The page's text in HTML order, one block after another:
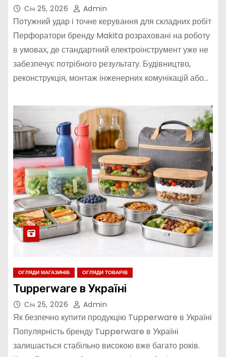
Січ 25, 2026 Admin
Потужний удар і точне керування для складних робіт
Перфоратори бренду Makita розраховані на роботу
в умовах, де стандартний електроінструмент уже не
забезпечує потрібного результату. Будівництво,
реконструкція, монтаж інженерних комунікацій або…
ОГЛЯДИ МАГАЗИНІВ ОГЛЯДИ ТОВАРІВ
Tupperware в Україні
Січ 25, 2026 Admin
Як безпечно купити продукцію Tupperware в Україні
Популярність бренду Tupperware в Україні
залишається стабільно високою вже багато років.